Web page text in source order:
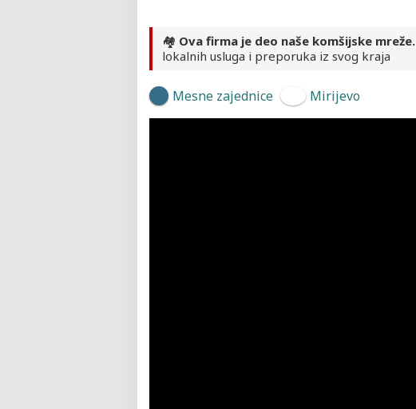
🏘️ Ova firma je deo naše komšijske mreže.
lokalnih usluga i preporuka iz svog kraja
Mesne zajednice Mirijevo